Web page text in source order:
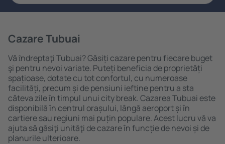
Cazare Tubuai
Vă ȋndreptaţi Tubuai? Găsiți cazare pentru fiecare buget
şi pentru nevoi variate. Puteți beneficia de proprietăți
spațioase, dotate cu tot confortul, cu numeroase
facilități, precum și de pensiuni ieftine pentru a sta
câteva zile în timpul unui city break. Cazarea Tubuai este
disponibilă în centrul orașului, lângă aeroport și în
cartiere sau regiuni mai puțin populare. Acest lucru vă va
ajuta să găsiţi unităţi de cazare în funcție de nevoi și de
planurile ulterioare.